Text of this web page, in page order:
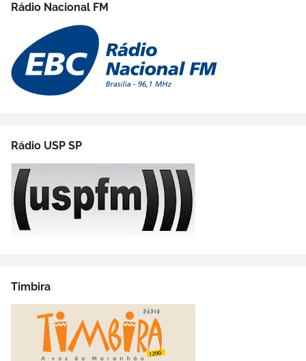
Rádio Nacional FM
Rádio USP SP
Timbira